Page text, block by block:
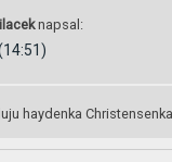
napsal:
haydenka